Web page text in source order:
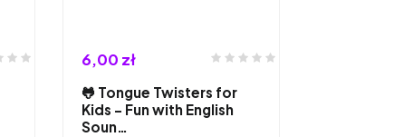
6,00 zł
🐸 Tongue Twisters for
Kids – Fun with English
Soun…